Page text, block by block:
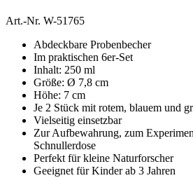
Art.-Nr. W-51765
Abdeckbare Probenbecher
Im praktischen 6er-Set
Inhalt: 250 ml
Größe: Ø 7,8 cm
Höhe: 7 cm
Je 2 Stück mit rotem, blauem und
Vielseitig einsetzbar
Zur Aufbewahrung, zum
Schnullerdose
Perfekt für kleine Naturforscher
Geeignet für Kinder ab 3 Jahren